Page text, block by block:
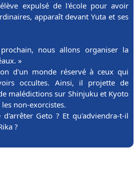
expulsé de l'école pour avoir
apparaît devant Yuta et ses
nous allons organiser la
»
d'un monde réservé à ceux qui
occultes. Ainsi, il projette de
malédictions sur Shinjuku et Kyoto
non-exorcistes.
d'arrêter Geto ? Et qu'adviendra-t-il
?